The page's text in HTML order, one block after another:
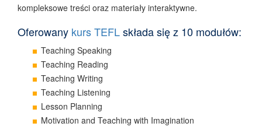
kompleksowe treści oraz materiały interaktywne.
Oferowany kurs TEFLskłada się z 10 modułów:
Teaching Speaking
Teaching Reading
Teaching Writing
Teaching Listening
Lesson Planning
Motivation and Teaching with Imagination